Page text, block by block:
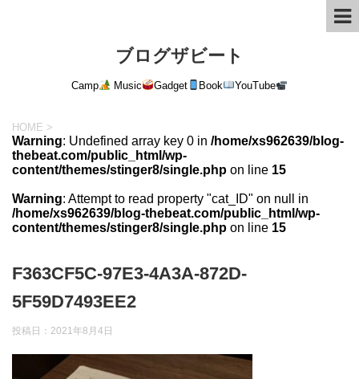
ブログザビート
Camp Music Gadget Book YouTube
HOME >
Warning: Undefined array key 0 in /home/xs962639/blog-
thebeat.com/public_html/wp-
content/themes/stinger8/single.php on line 15
Warning: Attempt to read property "cat_ID" on null in
/home/xs962639/blog-thebeat.com/public_html/wp-
content/themes/stinger8/single.php on line 15
F363CF5C-97E3-4A3A-872D-
5F59D7493EE2
投稿日： 2021年8月4日